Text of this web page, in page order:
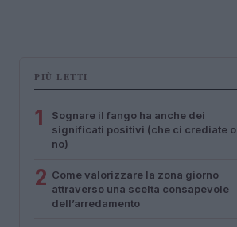
PIÙ LETTI
1
Sognare il fango ha anche dei
significati positivi (che ci crediate o
no)
2 Come valorizzare la zona giorno
attraverso una scelta consapevole
dell’arredamento